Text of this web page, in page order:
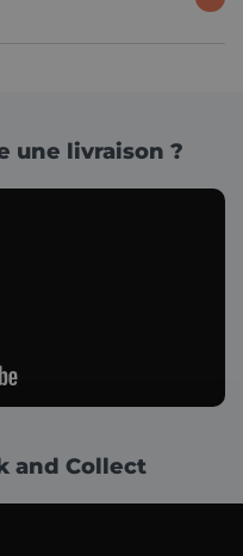
une livraison ?
and Collect